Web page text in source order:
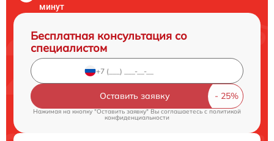
минут
Бесплатная консультация со
специалистом
Оставить заявку
Нажимая на кнопку "Оставить заявку" Вы соглашаетесь c политикой
конфиденциальности